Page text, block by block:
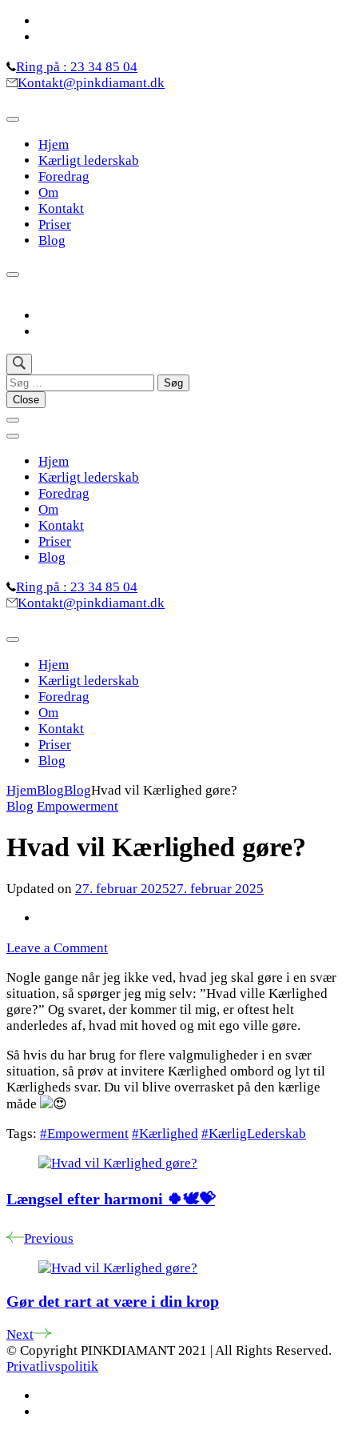
Skip
(Press
Enter)
Ring på : 23 34 85 04
Kontakt@pinkdiamant.dk
Hjem
Kærligt lederskab
Foredrag
Om
Kontakt
Priser
Blog
Søg
efter:
Close
Hjem
Kærligt lederskab
Foredrag
Om
Kontakt
Priser
Blog
Ring på : 23 34 85 04
Kontakt@pinkdiamant.dk
Hjem
Kærligt lederskab
Foredrag
Om
Kontakt
Priser
Blog
HjemBlogBlogHvad vil Kærlighed gøre?
Blog Empowerment
Hvad vil Kærlighed gøre?
Updated on 27. februar 202527. februar 2025
Leave a Commenton
vil
Kærlighed
gøre?
Nogle gange når jeg ikke ved, hvad jeg skal gøre i en svær
situation, så spørger jeg mig selv: ”Hvad ville Kærlighed
gøre?” Og svaret, der kommer til mig, er oftest helt
anderledes af, hvad mit hoved og mit ego ville gøre.
Så hvis du har brug for flere valgmuligheder i en svær
situation, så prøv at invitere Kærlighed ombord og lyt til
Kærligheds svar. Du vil blive overrasket på den kærlige
måde
Tags: #Empowerment #Kærlighed #KærligLederskab
Post
Navigation
Længsel efter harmoni 🍀🕊💝
Previous
Gør det rart at være i din krop
Next
© Copyright PINKDIAMANT 2021 | All Rights Reserved.
Privatlivspolitik